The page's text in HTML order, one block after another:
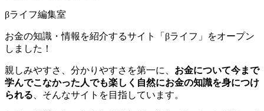
βライフ編集室
お金の知識・情報を紹介するサイト「βライフ」をオープン
しました！
親しみやすさ、分かりやすさを第一に、 お金について今まで
学んでこなかった人でも楽しく自然にお金の知識を身につけ
られる 、そんなサイトを目指しています。